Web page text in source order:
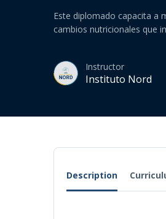
Este diplomado capacita a
cambios nutricionales que
Instructor
Instituto Nord
Description